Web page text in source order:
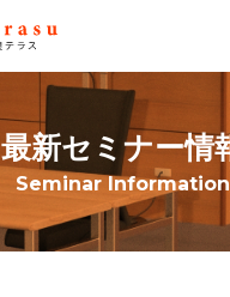
最新セミナー情
Seminar Information